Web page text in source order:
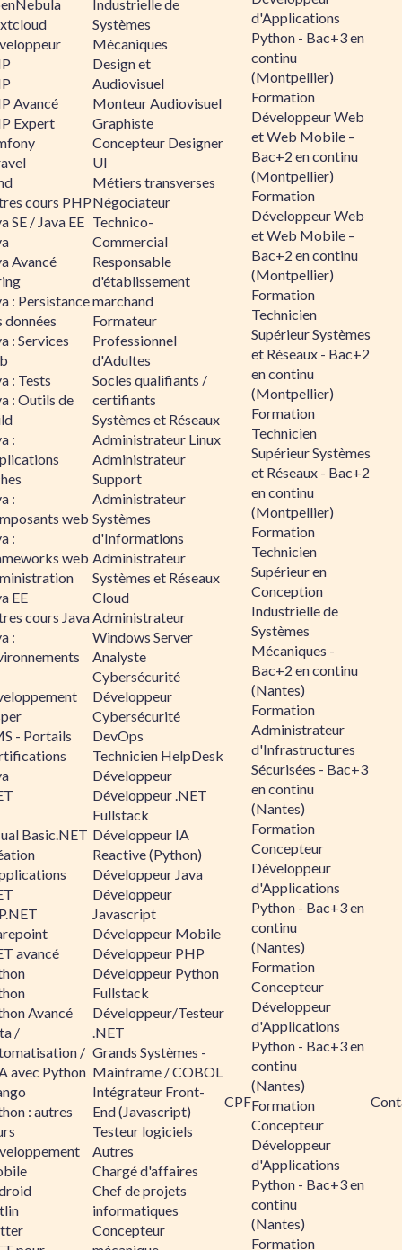
Avancé
Expert
cours PHP
SE / Java EE
Avancé
: Persistance
données
: Services
: Tests
: Outils de
:
:
web
:
web
EE
cours Java
:
- Portails
Basic.NET
avancé
Avancé
/
/
avec Python
: autres
Industrielle de
Systèmes
Mécaniques
Design et
Audiovisuel
Monteur Audiovisuel
Graphiste
Concepteur Designer
UI
Métiers transverses
Négociateur
Technico-
Commercial
Responsable
d'établissement
marchand
Formateur
Professionnel
d'Adultes
Socles qualifiants /
certifiants
Systèmes et Réseaux
Administrateur Linux
Administrateur
Support
Administrateur
Systèmes
d'Informations
Administrateur
Systèmes et Réseaux
Cloud
Administrateur
Windows Server
Analyste
Cybersécurité
Développeur
Cybersécurité
DevOps
Technicien HelpDesk
Développeur
Développeur .NET
Fullstack
Développeur IA
Reactive (Python)
Développeur Java
Développeur
Javascript
Développeur Mobile
Développeur PHP
Développeur Python
Fullstack
Développeur/Testeur
.NET
Grands Systèmes -
Mainframe / COBOL
Intégrateur Front-
End (Javascript)
Testeur logiciels
Autres
Chargé d'affaires
Chef de projets
informatiques
Concepteur
CPF
d'Applications
Python - Bac+3 en
continu
(Montpellier)
Formation
Développeur Web
et Web Mobile –
Bac+2 en continu
(Montpellier)
Formation
Développeur Web
et Web Mobile –
Bac+2 en continu
(Montpellier)
Formation
Technicien
Supérieur Systèmes
et Réseaux - Bac+2
en continu
(Montpellier)
Formation
Technicien
Supérieur Systèmes
et Réseaux - Bac+2
en continu
(Montpellier)
Formation
Technicien
Supérieur en
Conception
Industrielle de
Systèmes
Mécaniques -
Bac+2 en continu
(Nantes)
Formation
Administrateur
d'Infrastructures
Sécurisées - Bac+3
en continu
(Nantes)
Formation
Concepteur
Développeur
d'Applications
Python - Bac+3 en
continu
(Nantes)
Formation
Concepteur
Développeur
d'Applications
Python - Bac+3 en
continu
(Nantes)
Formation
Concepteur
Développeur
d'Applications
Python - Bac+3 en
continu
(Nantes)
Formation